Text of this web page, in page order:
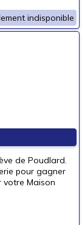
indisponible
de Poudlard.
pour gagner
votre Maison